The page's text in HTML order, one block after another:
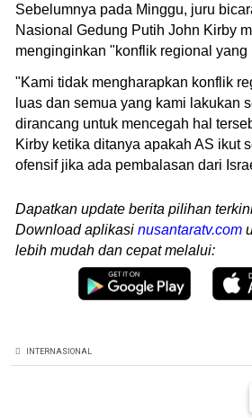
Sebelumnya pada Minggu, juru
Nasional Gedung Putih John Kirby
menginginkan "konflik regional yang
"Kami tidak mengharapkan konflik
luas dan semua yang kami lakukan
dirancang untuk mencegah hal
Kirby ketika ditanya apakah AS ikut
ofensif jika ada pembalasan dari
Dapatkan update berita pilihan
Download aplikasi nusantaratv.com
lebih mudah dan cepat melalui:
INTERNASIONAL